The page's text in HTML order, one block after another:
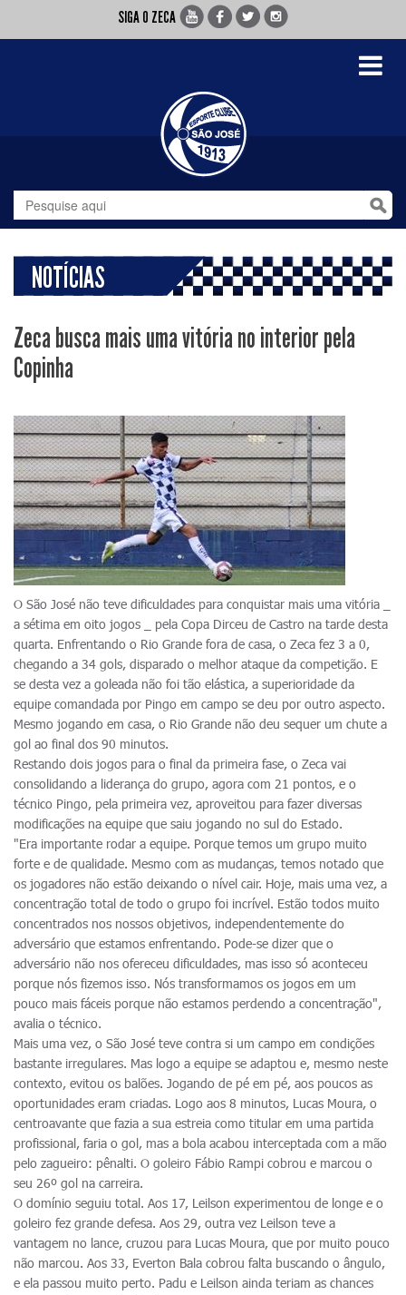
SIGA O ZECA
Toggle
NOTÍCIAS
Zeca busca mais uma vitória no interior pela
Copinha
O São José não teve dificuldades para conquistar mais uma vitória _
a sétima em oito jogos _ pela Copa Dirceu de Castro na tarde desta
quarta. Enfrentando o Rio Grande fora de casa, o Zeca fez 3 a 0,
chegando a 34 gols, disparado o melhor ataque da competição. E
se desta vez a goleada não foi tão elástica, a superioridade da
equipe comandada por Pingo em campo se deu por outro aspecto.
Mesmo jogando em casa, o Rio Grande não deu sequer um chute a
gol ao final dos 90 minutos.
Restando dois jogos para o final da primeira fase, o Zeca vai
consolidando a liderança do grupo, agora com 21 pontos, e o
técnico Pingo, pela primeira vez, aproveitou para fazer diversas
modificações na equipe que saiu jogando no sul do Estado.
"Era importante rodar a equipe. Porque temos um grupo muito
forte e de qualidade. Mesmo com as mudanças, temos notado que
os jogadores não estão deixando o nível cair. Hoje, mais uma vez, a
concentração total de todo o grupo foi incrível. Estão todos muito
concentrados nos nossos objetivos, independentemente do
adversário que estamos enfrentando. Pode-se dizer que o
adversário não nos ofereceu dificuldades, mas isso só aconteceu
porque nós fizemos isso. Nós transformamos os jogos em um
pouco mais fáceis porque não estamos perdendo a concentração",
avalia o técnico.
Mais uma vez, o São José teve contra si um campo em condições
bastante irregulares. Mas logo a equipe se adaptou e, mesmo neste
contexto, evitou os balões. Jogando de pé em pé, aos poucos as
oportunidades eram criadas. Logo aos 8 minutos, Lucas Moura, o
centroavante que fazia a sua estreia como titular em uma partida
profissional, faria o gol, mas a bola acabou interceptada com a mão
pelo zagueiro: pênalti. O goleiro Fábio Rampi cobrou e marcou o
seu 26º gol na carreira.
O domínio seguiu total. Aos 17, Leilson experimentou de longe e o
goleiro fez grande defesa. Aos 29, outra vez Leilson teve a
vantagem no lance, cruzou para Lucas Moura, que por muito pouco
não marcou. Aos 33, Everton Bala cobrou falta buscando o ângulo,
e ela passou muito perto. Padu e Leilson ainda teriam as chances